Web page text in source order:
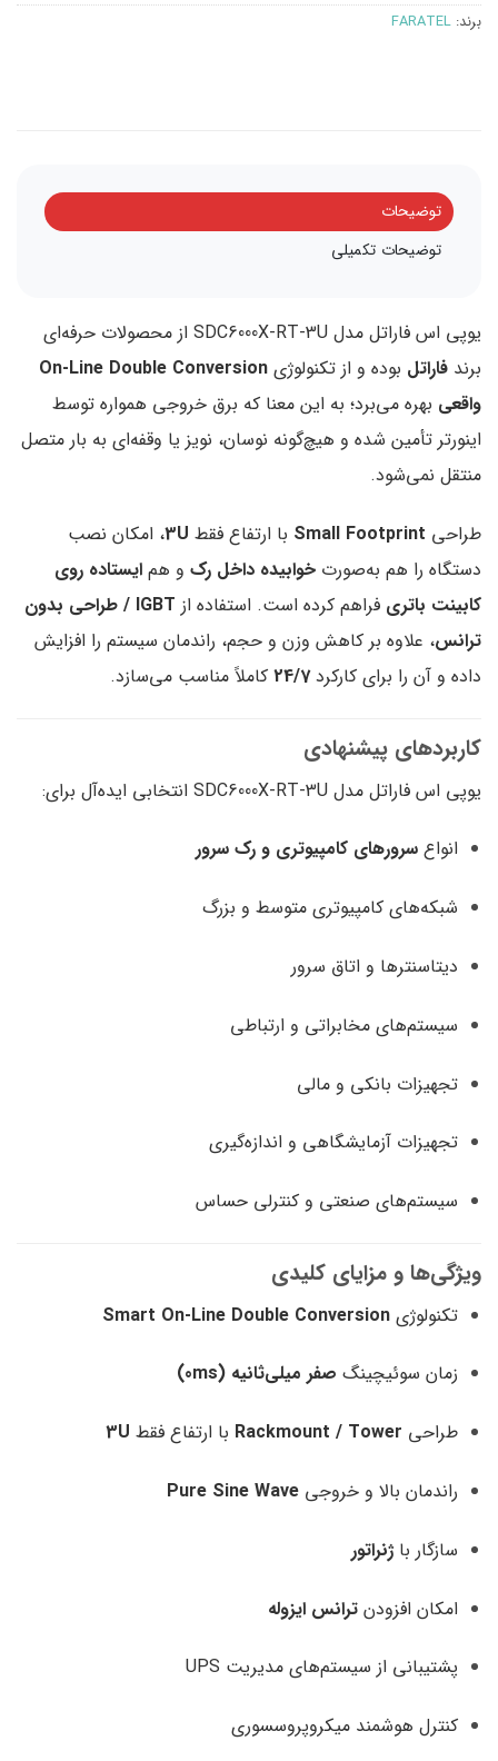
برند: FARATEL
توضیحات
توضیحات تکمیلی
یوپی اس فاراتل مدل SDC6000X-RT-3U از محصولات حرفه‌ای
برند فاراتل بوده و از تکنولوژی On-Line Double Conversion
واقعی بهره می‌برد؛ به این معنا که برق خروجی همواره توسط
اینورتر تأمین شده و هیچ‌گونه نوسان، نویز یا وقفه‌ای به بار متصل
منتقل نمی‌شود.
طراحی Small Footprint با ارتفاع فقط 3U، امکان نصب
دستگاه را هم به‌صورت خوابیده داخل رک و هم ایستاده روی
کابینت باتری فراهم کرده است. استفاده از
IGBT / طراحی بدون
ترانس، علاوه بر کاهش وزن و حجم، راندمان سیستم را افزایش
داده و آن را برای کارکرد24/7 کاملاً مناسب می‌سازد.
کاربردهای پیشنهادی
یوپی اس فاراتل مدل SDC6000X-RT-3U انتخابی ایده‌آل برای:
انواع سرورهای کامپیوتری و رک سرور
شبکه‌های کامپیوتری متوسط و بزرگ
دیتاسنترها و اتاق سرور
سیستم‌های مخابراتی و ارتباطی
تجهیزات بانکی و مالی
تجهیزات آزمایشگاهی و اندازه‌گیری
سیستم‌های صنعتی و کنترلی حساس
ویژگی‌ها و مزایای کلیدی
تکنولوژی Smart On-Line Double Conversion
زمان سوئیچینگ صفر میلی‌ثانیه (0ms)
طراحی Rackmount / Tower با ارتفاع فقط 3U
راندمان بالا و خروجی Pure Sine Wave
سازگار با ژنراتور
امکان افزودن ترانس ایزوله
پشتیبانی از سیستم‌های مدیریت UPS
کنترل هوشمند میکروپروسسوری